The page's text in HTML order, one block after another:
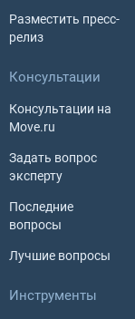
Разместить пресс-
релиз
Консультации
Консультации на
Move.ru
Задать вопрос
эксперту
Последние
вопросы
Лучшие вопросы
Инструменты